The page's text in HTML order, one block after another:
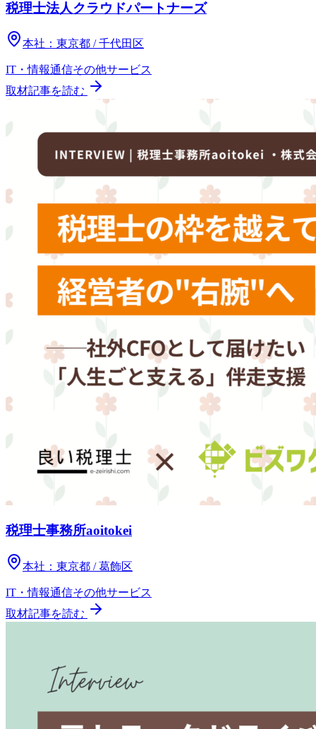
税理士法人クラウドパートナーズ
本社： 東京都 / 千代田区
IT・情報通信その他サービス
取材記事を読む
税理士事務所aoitokei
本社： 東京都 / 葛飾区
IT・情報通信その他サービス
取材記事を読む